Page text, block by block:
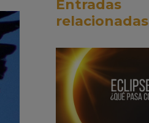
Entradas
relacionadas